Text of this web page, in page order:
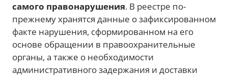
самого правонарушения. В реестре по-
прежнему хранятся данные о зафиксированном
факте нарушения, сформированном на его
основе обращении в правоохранительные
органы, а также о необходимости
административного задержания и доставки